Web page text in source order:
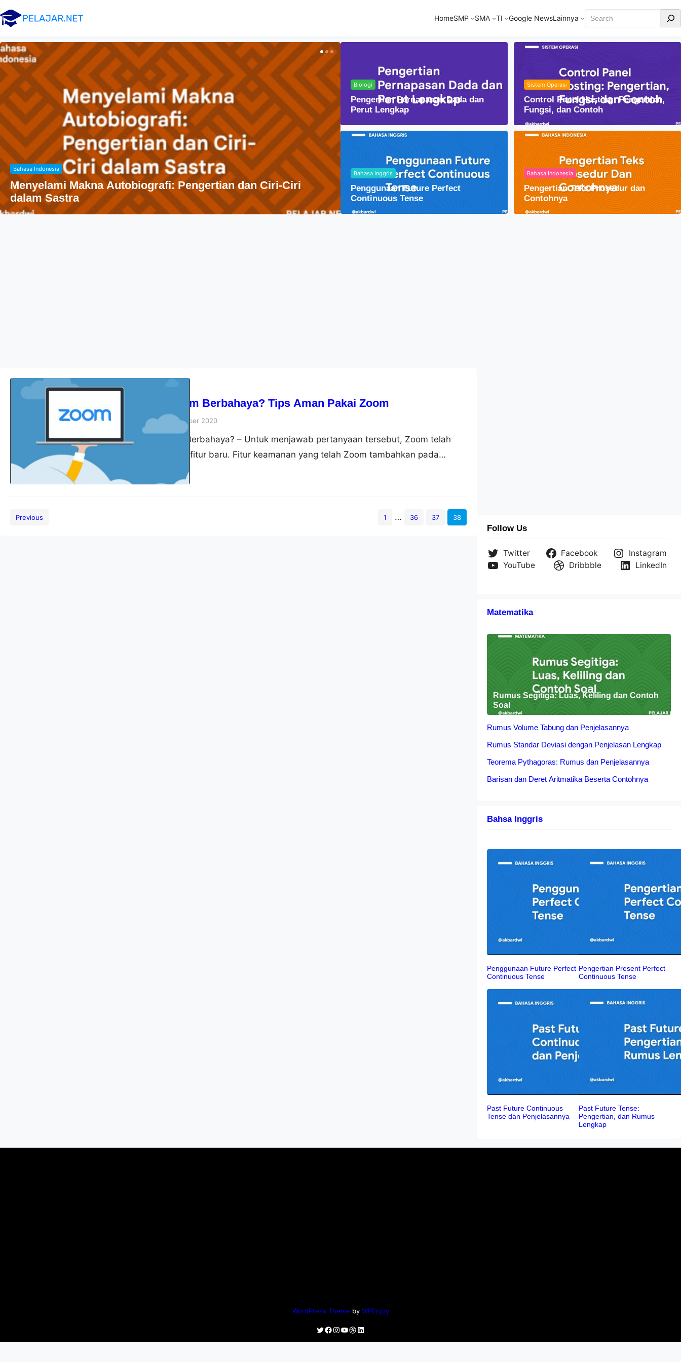
HomeSMP SMA TI Google NewsLainnya Cari
Bahasa Indonesia
Menyelami Makna Autobiografi: Pengertian dan Ciri-Ciri
dalam Sastra
Penyebaran Agama Islam Di Indonesia
Biologi
Pengertian Pernapasan Dada dan
Perut Lengkap
Sistem Operasi
Control Panel Hosting: Pengertian,
Fungsi, dan Contoh
Bahasa Inggris
Penggunaan Future Perfect
Continuous Tense
Bahasa Indonesia
Pengertian Teks Prosedur dan
Contohnya
Apakah Zoom Berbahaya? Tips Aman Pakai Zoom
akbardwi15 September 2020
Apakah Zoom Berbahaya? – Untuk menjawab pertanyaan tersebut, Zoom telah
menambahkan fitur baru. Fitur keamanan yang telah Zoom tambahkan pada
aplikasinya yaitu autentikasi 2 faktor (2FA). Fitur ini membantu admin untuk
melindungi pengguna dan mencegah pelanggaran pada platformnya. Dalam situs
Previous 1 … 36 37 38
Follow Us
Twitter Facebook
Instagram
YouTube
Dribbble LinkedIn
Matematika
Rumus Segitiga: Luas, Keliling dan Contoh
Soal
Rumus Volume Tabung dan Penjelasannya
Rumus Standar Deviasi dengan Penjelasan Lengkap
Teorema Pythagoras: Rumus dan Penjelasannya
Barisan dan Deret Aritmatika Beserta Contohnya
Bahsa Inggris
Penggunaan Future Perfect
Continuous Tense
Pengertian Present Perfect
Continuous Tense
Past Future Continuous
Tense dan Penjelasannya
Past Future Tense:
Pengertian, dan Rumus
Lengkap
WordPress Theme by WPEnjoy
Twitter
Facebook
Instagram
YouTube
Dribbble
LinkedIn